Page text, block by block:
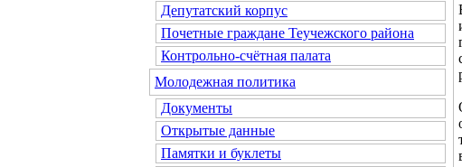
Депутатский корпус
Почетные граждане Теучежского района
Контрольно-счётная палата
Молодежная политика
Документы
Открытые данные
Памятки и буклеты